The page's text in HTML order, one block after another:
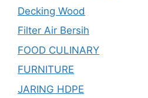
Decking Wood
Filter Air Bersih
FOOD CULINARY
FURNITURE
JARING HDPE